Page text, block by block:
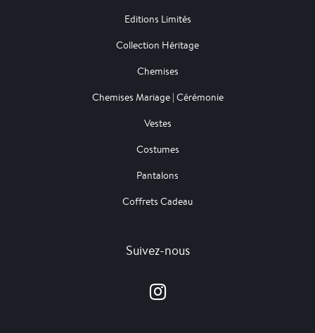
Editions Limités
Collection Héritage
Chemises
Chemises Mariage | Cérémonie
Vestes
Costumes
Pantalons
Coffrets Cadeau
Suivez-nous